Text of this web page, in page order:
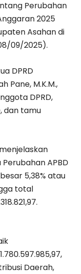
Perubahan
2025
Asahan di
09/2025).
DPRD
Pane, M.K.M.,
DPRD,
dan tamu
APBD
5,38% atau
total
Daerah,